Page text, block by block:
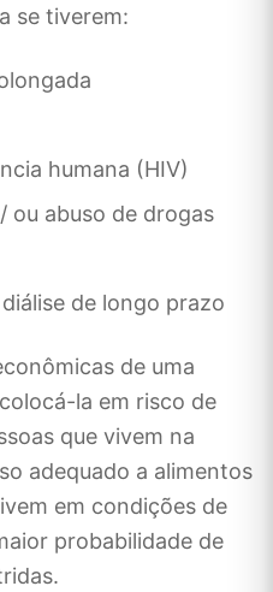
se tiverem:
humana (HIV)
ou abuso de drogas
de longo prazo
de uma
la em risco de
que vivem na
adequado a alimentos
em condições de
probabilidade de